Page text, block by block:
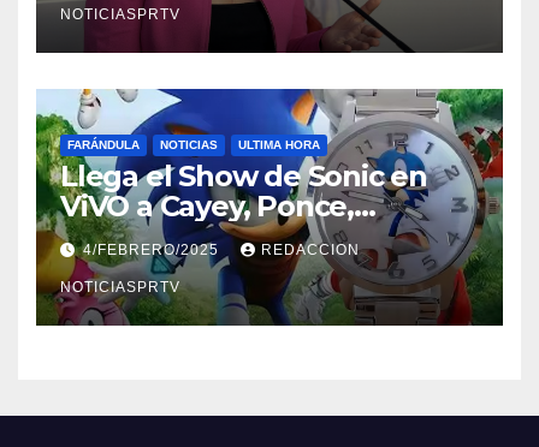
NOTICIASPRTV
FARÁNDULA NOTICIAS ULTIMA HORA
Llega el Show de Sonic en
ViVO a Cayey, Ponce,
Barceloneta y Humacao,
Relojes gratis para el que
compre ahora….
4/FEBRERO/2025 REDACCION
NOTICIASPRTV